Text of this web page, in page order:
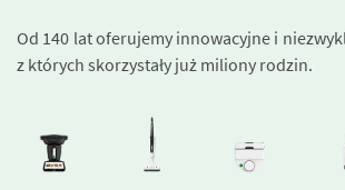
Od 140 lat oferujemy innowacyjne i
z których skorzystały już miliony rodzin.